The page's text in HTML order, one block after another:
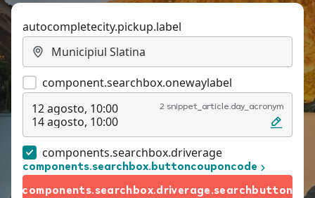
autocompletecity.pickup.label
component.searchbox.onewaylabel
12 agosto, 10:00
14 agosto, 10:00
2 snippet_article.day_acronym
components.searchbox.driverage
components.searchbox.buttoncouponcode
components.searchbox.driverage.searchbutton